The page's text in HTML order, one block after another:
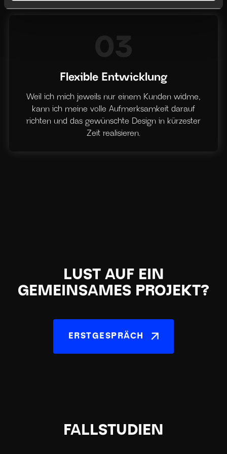
03
Flexible Entwicklung
Weil ich mich jeweils nur einem Kunden widme,
kann ich meine volle Aufmerksamkeit darauf
richten und das gewünschte Design in kürzester
Zeit realisieren.
LUST AUF EIN
GEMEINSAMES PROJEKT?
ERSTGESPRÄCH
FALLSTUDIEN